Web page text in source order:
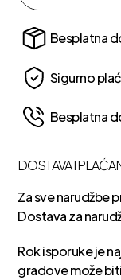
Besplatna
Sigurno
Besplatna
DOSTAVA I
Za sve narudžbe
Dostava za
Rok isporuke je
gradove može